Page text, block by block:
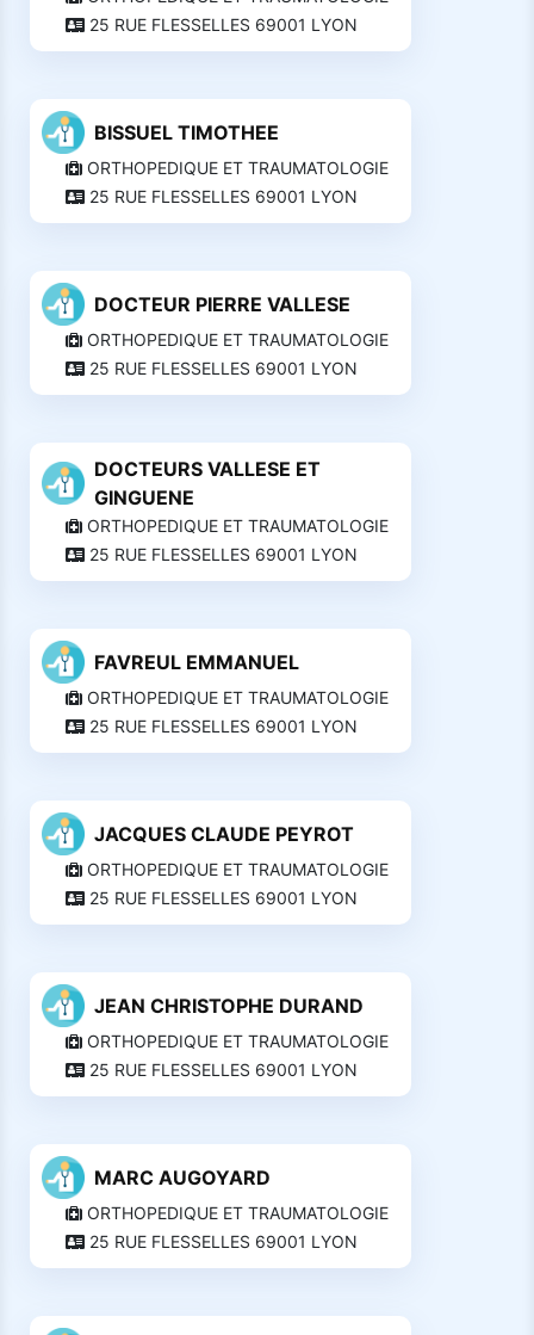
25 RUE FLESSELLES 69001 LYON
BISSUEL TIMOTHEE
ORTHOPEDIQUE ET TRAUMATOLOGIE
25 RUE FLESSELLES 69001 LYON
DOCTEUR PIERRE VALLESE
ORTHOPEDIQUE ET TRAUMATOLOGIE
25 RUE FLESSELLES 69001 LYON
DOCTEURS VALLESE ET
GINGUENE
ORTHOPEDIQUE ET TRAUMATOLOGIE
25 RUE FLESSELLES 69001 LYON
FAVREUL EMMANUEL
ORTHOPEDIQUE ET TRAUMATOLOGIE
25 RUE FLESSELLES 69001 LYON
JACQUES CLAUDE PEYROT
ORTHOPEDIQUE ET TRAUMATOLOGIE
25 RUE FLESSELLES 69001 LYON
JEAN CHRISTOPHE DURAND
ORTHOPEDIQUE ET TRAUMATOLOGIE
25 RUE FLESSELLES 69001 LYON
MARC AUGOYARD
ORTHOPEDIQUE ET TRAUMATOLOGIE
25 RUE FLESSELLES 69001 LYON